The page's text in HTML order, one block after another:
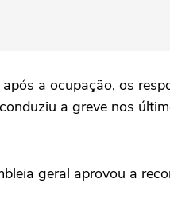
a ocupação, os
a greve nos
geral aprovou a